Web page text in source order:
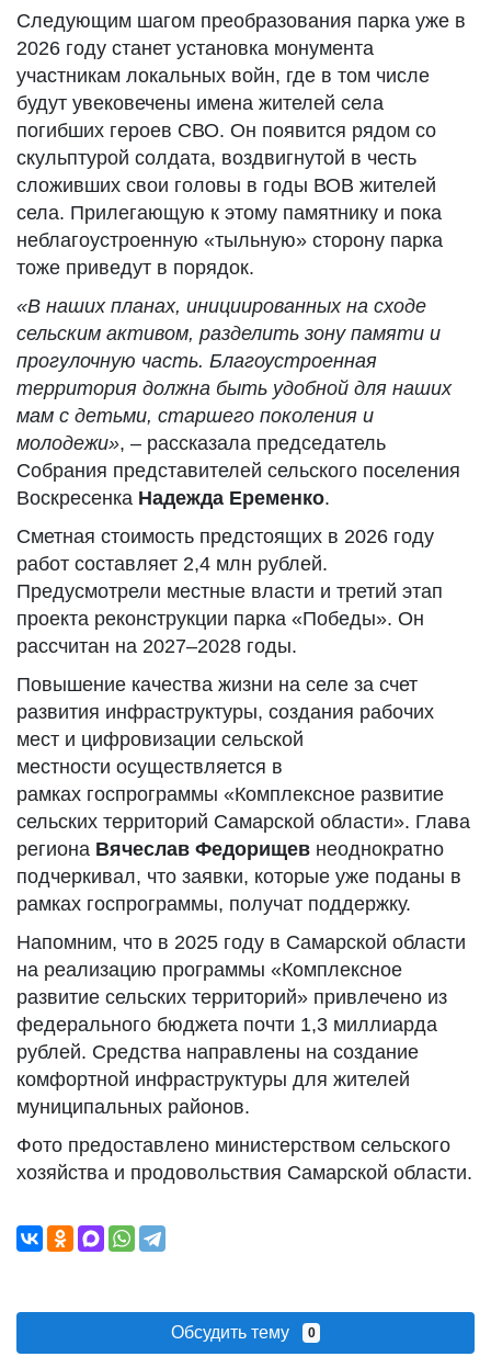
Следующим шагом преобразования парка уже в
2026 году станет установка монумента
участникам локальных войн, где в том числе
будут увековечены имена жителей села
погибших героев СВО. Он появится рядом со
скульптурой солдата, воздвигнутой в честь
сложивших свои головы в годы ВОВ жителей
села. Прилегающую к этому памятнику и пока
неблагоустроенную «тыльную» сторону парка
тоже приведут в порядок.
«В наших планах, инициированных на сходе
сельским активом, разделить зону памяти и
прогулочную часть. Благоустроенная
территория должна быть удобной для наших
мам с детьми, старшего поколения и
молодежи», – рассказала председатель
Собрания представителей сельского поселения
Воскресенка Надежда Еременко.
Сметная стоимость предстоящих в 2026 году
работ составляет 2,4 млн рублей.
Предусмотрели местные власти и третий этап
проекта реконструкции парка «Победы». Он
рассчитан на 2027–2028 годы.
Повышение качества жизни на селе за счет
развития инфраструктуры, создания рабочих
мест и цифровизации сельской
местности осуществляется в
рамках госпрограммы «Комплексное развитие
сельских территорий Самарской области». Глава
региона Вячеслав Федорищев неоднократно
подчеркивал, что заявки, которые уже поданы в
рамках госпрограммы, получат поддержку.
Напомним, что в 2025 году в Самарской области
на реализацию программы «Комплексное
развитие сельских территорий» привлечено из
федерального бюджета почти 1,3 миллиарда
рублей. Средства направлены на создание
комфортной инфраструктуры для жителей
муниципальных районов.
Фото предоставлено министерством сельского
хозяйства и продовольствия Самарской области.
Обсудить тему 0